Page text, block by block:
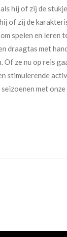
hij of zij de
of zij de
spelen en leren
draagtas met
Of ze nu op reis
stimulerende
met